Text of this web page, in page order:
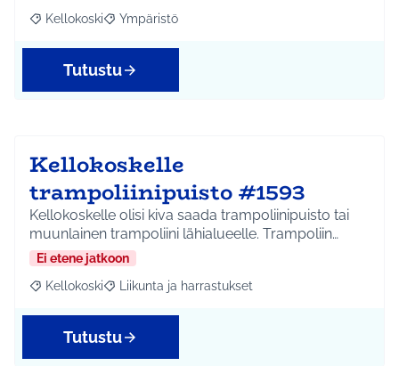
Rajaa tulokset aihepiirin mukaan: Kellokoski
Kellokoski Rajaa tulokset teeman mukaan: Ympäristö
Ympäristö
Tutustu
Kellokoskelle
trampoliinipuisto #1593
Kellokoskelle olisi kiva saada trampoliinipuisto tai
muunlainen trampoliini lähialueelle. Trampoliin…
Ei etene jatkoon
Rajaa tulokset aihepiirin mukaan: Kellokoski
Kellokoski Rajaa tulokset teeman mukaan: Liikunta ja
Liikunta ja harrastukset
Tutustu